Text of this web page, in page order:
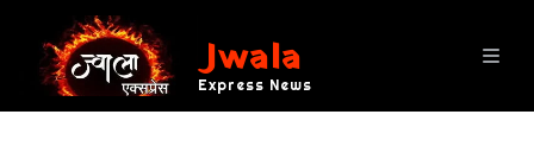
Jwala
Express News